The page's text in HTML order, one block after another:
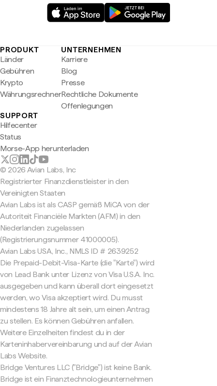
PRODUKT
Länder
Gebühren
Krypto
Währungsrechner
UNTERNEHMEN
Karriere
Blog
Presse
Rechtliche Dokumente
Offenlegungen
SUPPORT
Hilfecenter
Status
Morse-App herunterladen
© 2026 Avian Labs, Inc
Registrierter Finanzdienstleister in den
Vereinigten Staaten
Avian Labs ist als CASP gemäß MiCA von der
Autoriteit Financiële Markten (AFM) in den
Niederlanden zugelassen
(Registrierungsnummer 41000005).
Avian Labs USA, Inc., NMLS ID # 2639252
Die Prepaid-Debit-Visa-Karte (die "Karte") wird
von Lead Bank unter Lizenz von Visa U.S.A. Inc.
ausgegeben und kann überall dort eingesetzt
werden, wo Visa akzeptiert wird. Du musst
mindestens 18 Jahre alt sein, um einen Antrag
zu stellen. Es können Gebühren anfallen.
Weitere Einzelheiten findest du in der
Karteninhabervereinbarung und auf der Avian
Labs Website.
Bridge Ventures LLC ("Bridge") ist keine Bank.
Bridge ist ein Finanztechnologieunternehmen